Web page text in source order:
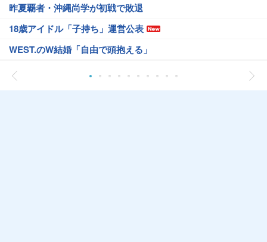
昨夏覇者・沖縄尚学が初戦で敗退
18歳アイドル「子持ち」運営公表
WEST.のW結婚「自由で頭抱える」